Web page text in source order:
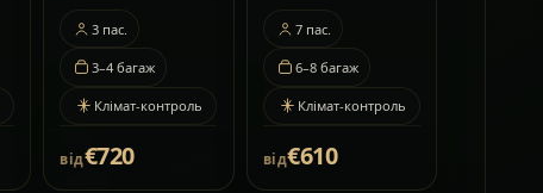
3 пас.
3–4 багаж
Клімат-контроль
від€720
7 пас.
6–8 багаж
Клімат-контроль
від€610